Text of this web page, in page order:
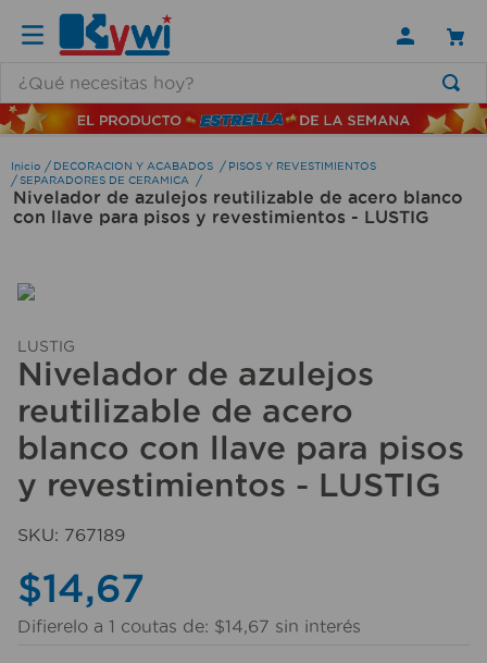
DECORACION Y ACABADOS
PISOS Y REVESTIMIENTOS
SEPARADORES DE CERAMICA
Nivelador de azulejos reutilizable de acero blanco
con llave para pisos y revestimientos - LUSTIG
LUSTIG
Nivelador de azulejos
reutilizable de acero
blanco con llave para pisos
y revestimientos - LUSTIG
SKU: 767189
$14,67
Difierelo a 1 coutas de: $14,67 sin interés
TÉRMINOS MÁS BUSCADOS
1 .
lamparas
2.
ducha
6.
organizador
7 .
aspiradora
8 .
cerradura
9.
taladro
10
sillas